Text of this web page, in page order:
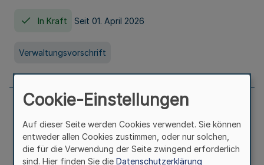
In Kraft Seit 01. April 2026
Verwaltungsvorschrift
Richtlinie zur Gewährung von
Zuwendungen für Maßnahmen zur
Stärkung der alltagsintegrierten
sprachlichen Bildungsarbeit in
Cookie-Einstellungen
Auf dieser Seite werden Cookies verwendet. Sie können
entweder allen Cookies zustimmen, oder nur solchen,
die für die Verwendung der Seite zwingend erforderlich
sind. Hier finden Sie die Datenschutzerklärung